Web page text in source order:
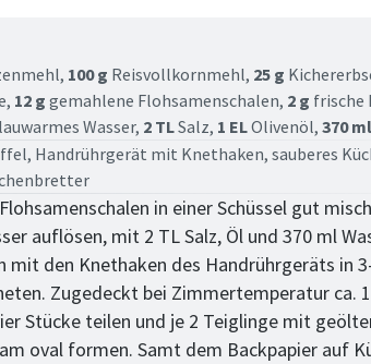
100 g Reisvollkornmehl, 25 g
12 g gemahlene Flohsamenschalen, 2 g frische
lauwarmes Wasser, 2 TLSalz, 1 ELOlivenöl, 370 ml
Handrührgerät mit Knethaken, sauberes
in einer Schüssel gut
auflösen, mit 2 TL Salz, Öl und 370 ml
mit den Knethaken des Handrührgeräts in
Zugedeckt bei Zimmertemperatur ca.
Stücke teilen und je 2 Teiglinge mit
oval formen. Samt dem Backpapier auf